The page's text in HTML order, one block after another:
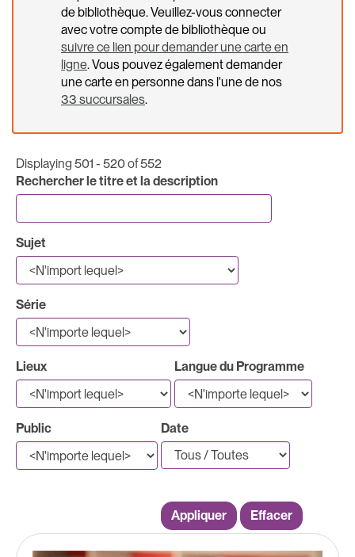
de bibliothèque. Veuillez-vous connecter
avec votre compte de bibliothèque ou
suivre ce lien pour demander une carte en
ligne. Vous pouvez également demander
une carte en personne dans l'une de nos
33 succursales.
Displaying 501 - 520 of 552
Rechercher le titre et la description
Sujet
Série
Lieux Langue du Programme
Public Date
Appliquer Effacer